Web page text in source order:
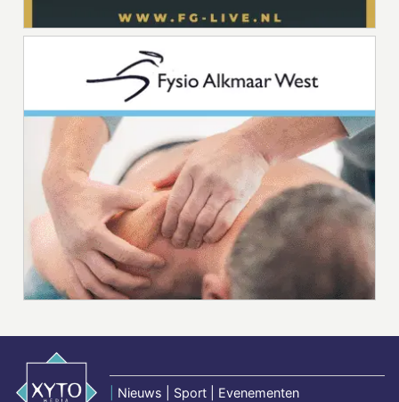
Nieuws | Sport | Evenementen